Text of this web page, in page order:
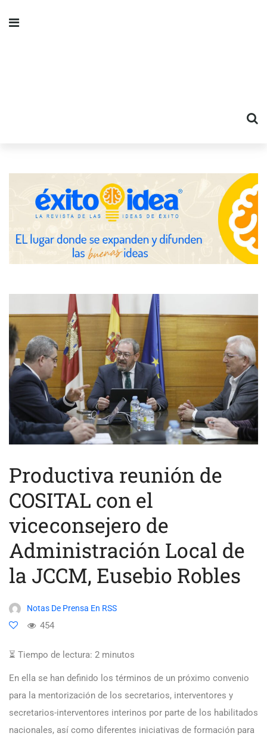
Productiva reunión de
COSITAL con el
viceconsejero de
Administración Local de
la JCCM, Eusebio Robles
Notas De Prensa En RSS
454
⏳ Tiempo de lectura: 2 minutos
En ella se han definido los términos de un próximo convenio
para la mentorización de los secretarios, interventores y
secretarios-interventores interinos por parte de los habilitados
nacionales, así como diferentes iniciativas de formación para